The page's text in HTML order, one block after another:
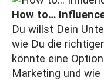
How to…
Du willst Dein
wie Du die
könnte eine
Marketing und